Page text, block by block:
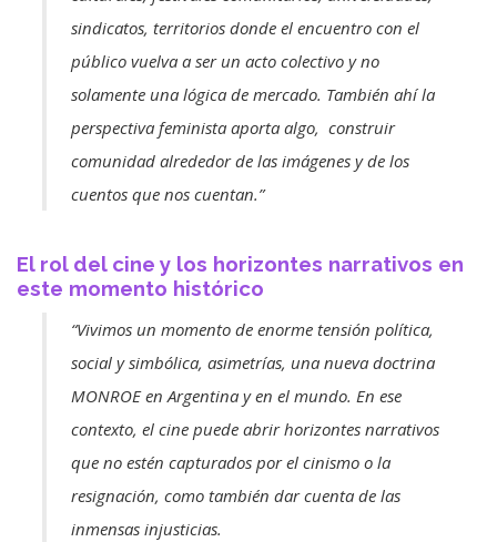
sindicatos, territorios donde el encuentro con el
público vuelva a ser un acto colectivo y no
solamente una lógica de mercado. También ahí la
perspectiva feminista aporta algo, construir
comunidad alrededor de las imágenes y de los
cuentos que nos cuentan.”
El rol del cine y los horizontes narrativos en
este momento histórico
“Vivimos un momento de enorme tensión política,
social y simbólica, asimetrías, una nueva doctrina
MONROE en Argentina y en el mundo. En ese
contexto, el cine puede abrir horizontes narrativos
que no estén capturados por el cinismo o la
resignación, como también dar cuenta de las
inmensas injusticias.